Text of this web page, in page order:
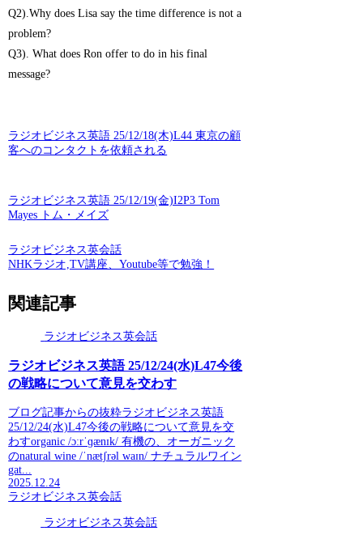
Q2).Why does Lisa say the time difference is not a
problem?
Q3). What does Ron offer to do in his final
message?
ラジオビジネス英語 25/12/18(木)L44 東京の顧
客へのコンタクトを依頼される
ラジオビジネス英語 25/12/19(金)I2P3 Tom
Mayes トム・メイズ
ラジオビジネス英会話
NHKラジオ,TV講座、Youtube等で勉強！
関連記事
ラジオビジネス英会話
ラジオビジネス英語 25/12/24(水)L47今後
の戦略について意見を交わす
ブログ記事からの抜粋ラジオビジネス英語
25/12/24(水)L47今後の戦略について意見を交
わすorganic /ɔːrˈɡænɪk/ 有機の、オーガニック
のnatural wine /ˈnætʃrəl waɪn/ ナチュラルワイン
gat...
2025.12.24
ラジオビジネス英会話
ラジオビジネス英会話